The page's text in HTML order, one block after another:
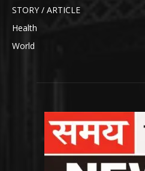
STORY / ARTICLE
Health
World